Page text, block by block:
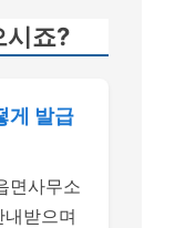
시죠?
게 발급
면사무소
받으며